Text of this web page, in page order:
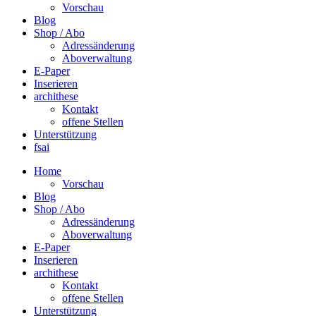
Vorschau
Blog
Shop / Abo
Adressänderung
Aboverwaltung
E-Paper
Inserieren
archithese
Kontakt
offene Stellen
Unterstützung
fsai
Home
Vorschau
Blog
Shop / Abo
Adressänderung
Aboverwaltung
E-Paper
Inserieren
archithese
Kontakt
offene Stellen
Unterstützung